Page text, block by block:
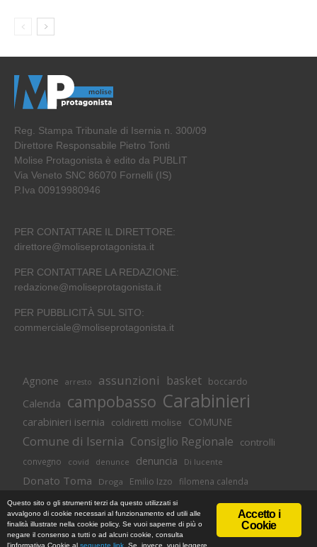
Reg. Stampa Tribunale di Isernia n. 300/09
Direttore Responsabile Pietro Tonti
Molise Protagonista è edito da PUBLIT
Via Veneto SNC 86070 Fornelli (IS)
P.Iva 00919980946
PER CONTATTARE IL DIRETTORE:
direttore@moliseprotagonista.it
PER CONTATTARE LA REDAZIONE:
redazione@moliseprotagonista.it
PER PUBBLICITÀ SUL SITO:
commerciale@moliseprotagonista.it
Agnone arresto assunzioni basket boccardo
Calenda campobasso Carabinieri
carabinieri isernia coldiretti molise COMUNE
Comune di Isernia Consiglio Regionale controlli
convegno covid denunce denuncia Di lucente
Donato Toma Droga Emilio Izzo filomena calenda
Isernia lavoro M5S magnolia molise
neuromed Occupazione polizia polizia di stato
Pozzilli presidente toma regione
© Copyright 2018 -
MoliseProtagonista | Web Agency
Informativa Cookie |Privacy Policy
Accetto i
Cookie
Questo sito o gli strumenti terzi da questo utilizzati si
avvalgono di cookie necessari al funzionamento ed utili alle
finalità illustrate nella cookie policy. Se vuoi saperne di più o
negare il consenso a tutti o ad alcuni cookie, consulta
l'informativa Cookie al seguente link . Se, invece, vuoi leggere